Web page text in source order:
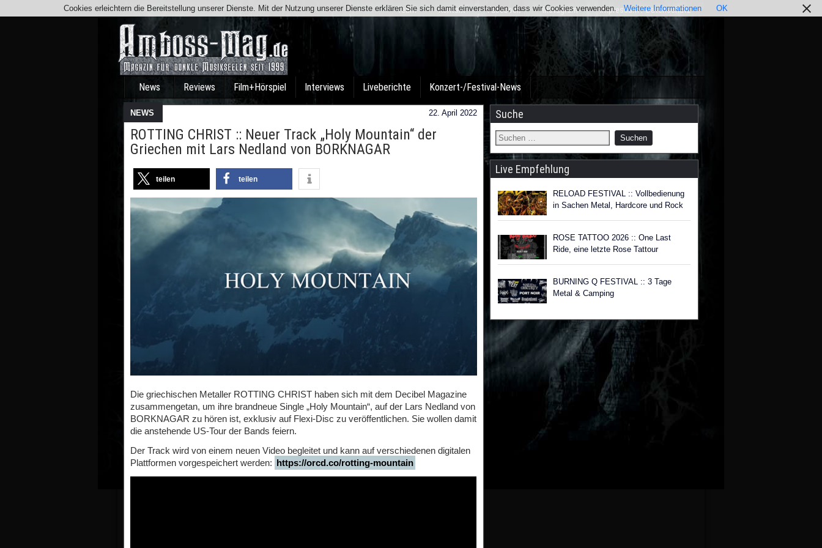
Team Kontakt Facebook Instagram Impressum / Datenschutz
News Reviews Film+Hörspiel Interviews Liveberichte Konzert-/Festival-News
NEWS 22. April 2022
ROTTING CHRIST :: Neuer Track „Holy Mountain“ der
Griechen mit Lars Nedland von BORKNAGAR
teilen teilen
Die griechischen Metaller ROTTING CHRIST haben sich mit dem Decibel Magazine
zusammengetan, um ihre brandneue Single „Holy Mountain“, auf der Lars Nedland von
BORKNAGAR zu hören ist, exklusiv auf Flexi-Disc zu veröffentlichen. Sie wollen damit
die anstehende US-Tour der Bands feiern.
Der Track wird von einem neuen Video begleitet und kann auf verschiedenen digitalen
Plattformen vorgespeichert werden: https://orcd.co/rotting-mountain
Suche
Live Empfehlung
RELOAD FESTIVAL :: Vollbedienung
in Sachen Metal, Hardcore und Rock
ROSE TATTOO 2026 :: One Last
Ride, eine letzte Rose Tattour
BURNING Q FESTIVAL :: 3 Tage
Metal & Camping
Cookies erleichtern die Bereitstellung unserer Dienste. Mit der Nutzung unserer Dienste erklären Sie sich damit einverstanden, dass wir Cookies verwenden. Weitere Informationen OK